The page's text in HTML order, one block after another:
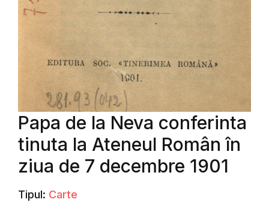
Papa de la Neva conferinta
tinuta la Ateneul Român în
ziua de 7 decembre 1901
Tipul: Carte